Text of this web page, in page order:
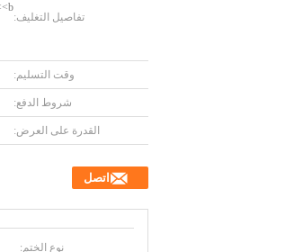
تفاصيل التغليف:
وقت التسليم:
شروط الدفع:
القدرة على العرض:
اتصل
نوع الختم: